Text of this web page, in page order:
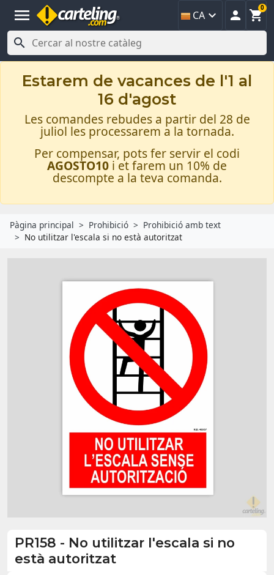
menu CA   
0

Estarem de vacances de l'1 al
16 d'agost
Les comandes rebudes a partir del 28 de
juliol les processarem a la tornada.
Per compensar, pots fer servir el codi
AGOSTO10 i et farem un 10% de
descompte a la teva comanda.
Pàgina principal Prohibició
Prohibició amb text
No utilitzar l'escala si no està autoritzat
PR158 - No utilitzar l'escala si no
està autoritzat